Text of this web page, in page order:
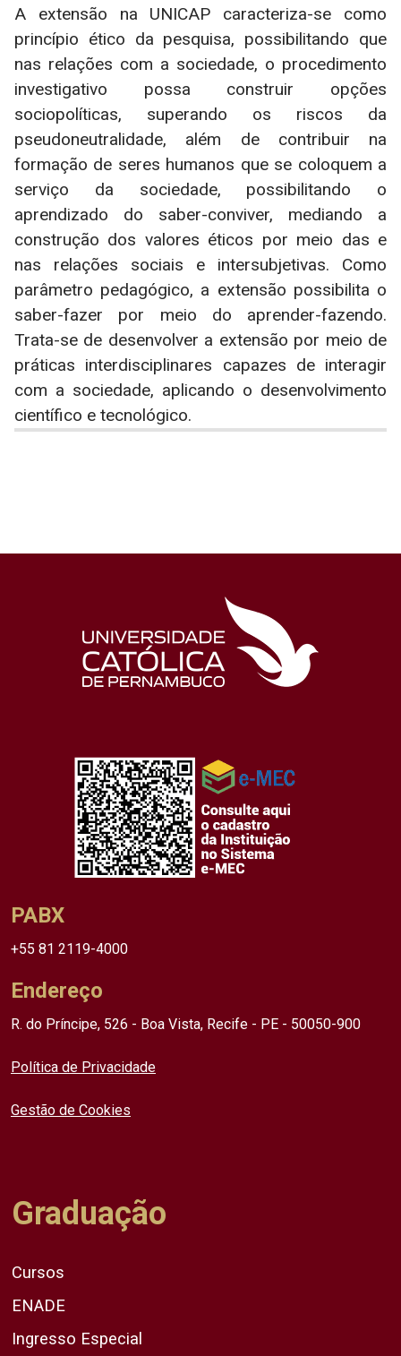
A extensão na UNICAP caracteriza-se como
princípio ético da pesquisa, possibilitando que
nas relações com a sociedade, o procedimento
investigativo possa construir opções
sociopolíticas, superando os riscos da
pseudoneutralidade, além de contribuir na
formação de seres humanos que se coloquem a
serviço da sociedade, possibilitando o
aprendizado do saber-conviver, mediando a
construção dos valores éticos por meio das e
nas relações sociais e intersubjetivas. Como
parâmetro pedagógico, a extensão possibilita o
saber-fazer por meio do aprender-fazendo.
Trata-se de desenvolver a extensão por meio de
práticas interdisciplinares capazes de interagir
com a sociedade, aplicando o desenvolvimento
científico e tecnológico.
PABX
+55 81 2119-4000
Endereço
R. do Príncipe, 526 - Boa Vista, Recife - PE - 50050-900
Política de Privacidade
Gestão de Cookies
Graduação
Cursos
ENADE
Ingresso Especial